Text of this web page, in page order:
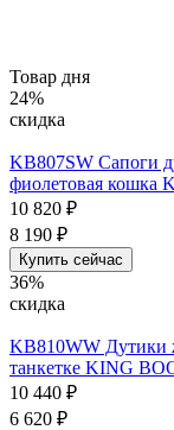
Товар дня
24%
скидка
KB807SW Сапоги
фиолетовая кошка
10 820 ₽
8 190 ₽
Купить сейчас
36%
скидка
KB810WW Дутики
танкетке KING
10 440 ₽
6 620 ₽